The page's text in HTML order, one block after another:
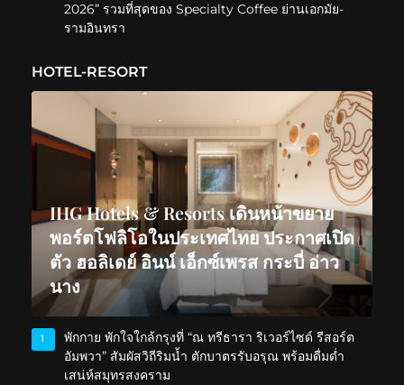
2026” รวมที่สุดของ Specialty Coffee ย่านเอกมัย-
รามอินทรา
HOTEL-RESORT
IHG Hotels & Resorts เดินหน้าขยาย
พอร์ตโฟลิโอในประเทศไทย ประกาศเปิด
ตัว ฮอลิเดย์ อินน์ เอ็กซ์เพรส กระบี่ อ่าว
นาง
1
พักกาย พักใจใกล้กรุงที่ “ณ ทรีธารา ริเวอร์ไซด์ รีสอร์ต
อัมพวา” สัมผัสวิถีริมน้ำ ตักบาตรรับอรุณ พร้อมดื่มด่ำ
เสน่ห์สมุทรสงคราม